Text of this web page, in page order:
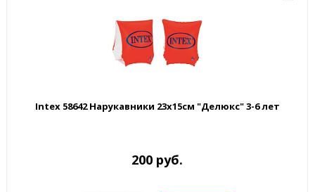
Intex 58642 Нарукавники 23х15см "Делюкс" 3-6 лет
200 руб.